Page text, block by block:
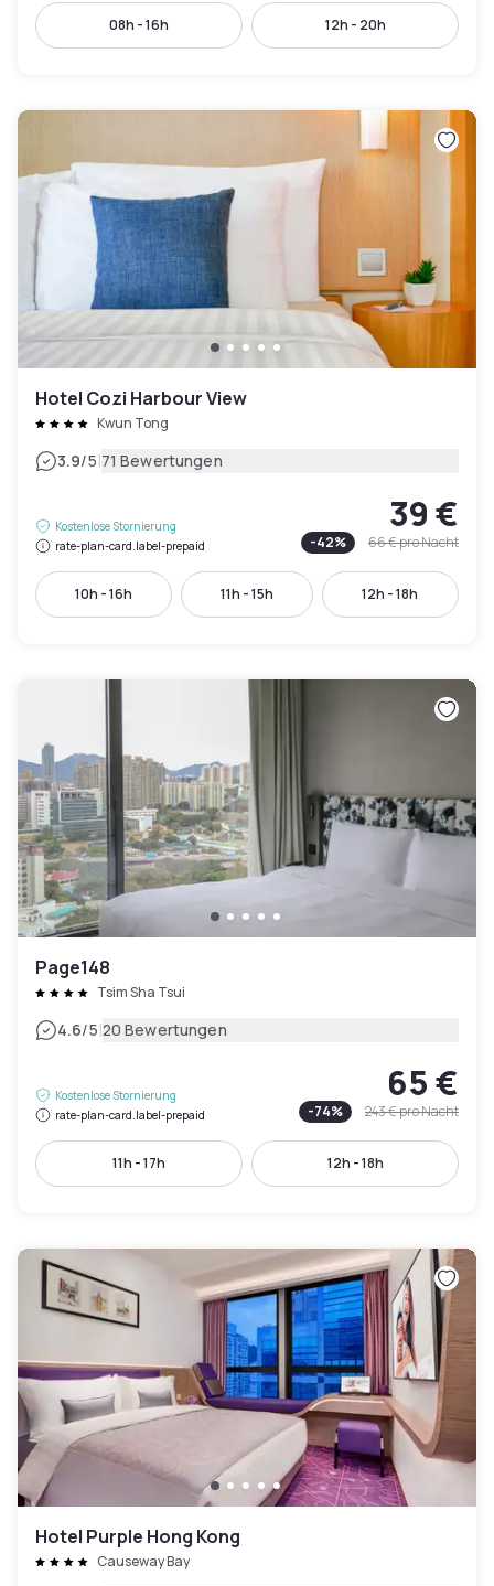
08h - 16h 12h - 20h
Hotel Cozi Harbour View
Kwun Tong
3.9/5|71 Bewertungen
Kostenlose Stornierung
rate-plan-card.label-prepaid
39 €
-42% 66 €pro Nacht
10h - 16h 11h - 15h 12h - 18h
Page148
Tsim Sha Tsui
4.6/5|20 Bewertungen
Kostenlose Stornierung
rate-plan-card.label-prepaid
65 €
-74% 243 €pro Nacht
11h - 17h 12h - 18h
Hotel Purple Hong Kong
Causeway Bay